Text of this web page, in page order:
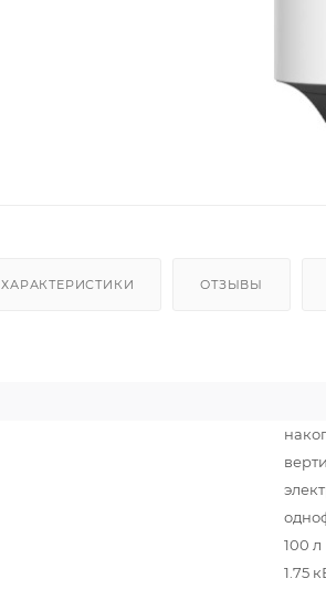
ХАРАКТЕРИСТИКИ ОТЗЫВЫ
100 л
1.75